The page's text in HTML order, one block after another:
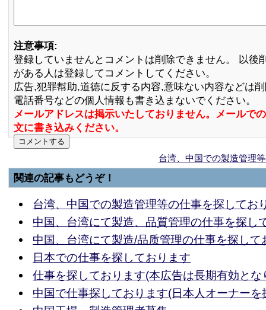
注意事項:
登録していませんとコメントは削除できません。 以後
がある人は登録してコメントしてください。
広告,犯罪幇助,道徳に反する内容,意味ない内容などは
電話番号などの個人情報も書き込まないでください。
メールアドレスは掲示いたしておりません。メールで
文に書き込みください。
台湾、中国での製造管理
関連の記事もどうぞ！
台湾、中国での製造管理等の仕事を探してお
中国、台湾にて製造、品質管理の仕事を探し
中国、台湾にて製造/品质管理の仕事を探して
日本での仕事を探しております
仕事を探しております(本広告は長期有効とな
中国で仕事探しております(日本人オーナー